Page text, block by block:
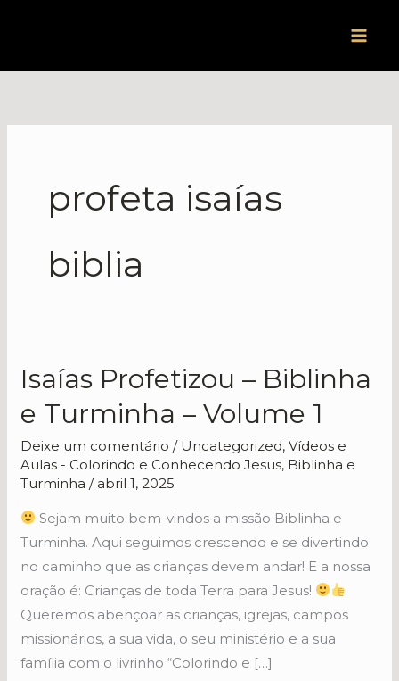
profeta isaías
biblia
Isaías Profetizou – Biblinha
e Turminha – Volume 1
Deixe um comentário / Uncategorized,Vídeos e
Aulas - Colorindo e Conhecendo Jesus, Biblinha e
Turminha / abril 1, 2025
Sejam muito bem-vindos a missão Biblinha e
Turminha. Aqui seguimos crescendo e se divertindo
no caminho que as crianças devem andar! E a nossa
oração é: Crianças de toda Terra para Jesus!
Queremos abençoar as crianças, igrejas, campos
missionários, a sua vida, o seu ministério e a sua
família com o livrinho “Colorindo e […]
Isaías
–
Biblinha
e
Turminha
–
Volume
1